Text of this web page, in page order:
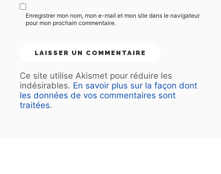
Enregistrer mon nom, mon e-mail et mon site dans le navigateur
pour mon prochain commentaire.
Ce site utilise Akismet pour réduire les
indésirables. En savoir plus sur la façon dont
les données de vos commentaires sont
traitées.